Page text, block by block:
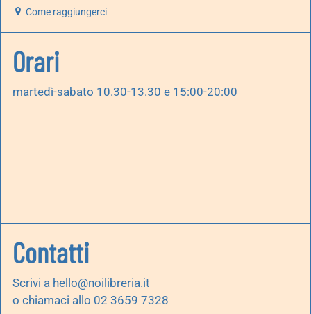
Come raggiungerci
Orari
martedì-sabato 10.30-13.30 e 15:00-20:00
Contatti
Scrivi a hello@noilibreria.it
o chiamaci allo 02 3659 7328